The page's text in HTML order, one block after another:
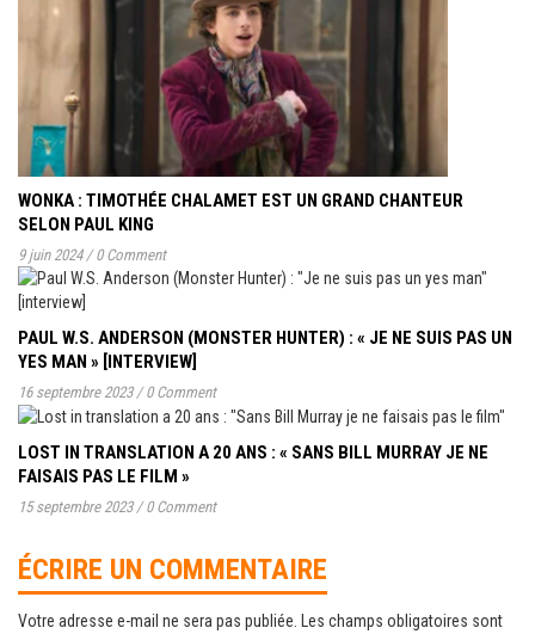
WONKA : TIMOTHÉE CHALAMET EST UN GRAND CHANTEUR
SELON PAUL KING
9 juin 2024 / 0 Comment
PAUL W.S. ANDERSON (MONSTER HUNTER) : « JE NE SUIS PAS UN
YES MAN » [INTERVIEW]
16 septembre 2023 / 0 Comment
LOST IN TRANSLATION A 20 ANS : « SANS BILL MURRAY JE NE
FAISAIS PAS LE FILM »
15 septembre 2023 / 0 Comment
ÉCRIRE UN COMMENTAIRE
Votre adresse e-mail ne sera pas publiée.
Les champs obligatoires sont